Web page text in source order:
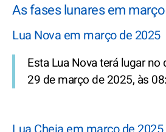
As fases lunares em
Lua Nova em março de 2025
Esta Lua Nova terá lugar no
29 de março de 2025, às